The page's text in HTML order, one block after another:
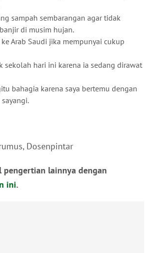
sampah sembarangan agar tidak
di musim hujan.
Arab Saudi jika mempunyai cukup
sekolah hari ini karena ia sedang dirawat
bahagia karena saya bertemu dengan
Dosenpintar
pengertian lainnya dengan
ini.